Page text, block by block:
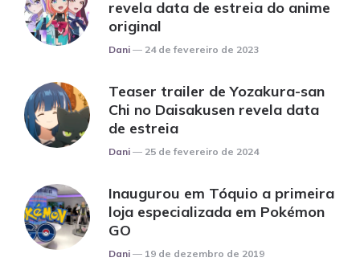
revela data de estreia do anime
original
Posted
Dani 24 de fevereiro de 2023
Teaser trailer de Yozakura-san
Chi no Daisakusen revela data
de estreia
Posted
Dani 25 de fevereiro de 2024
Inaugurou em Tóquio a primeira
loja especializada em Pokémon
GO
Posted
Dani 19 de dezembro de 2019